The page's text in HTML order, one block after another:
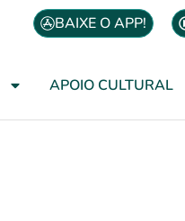
BAIXE O APP!
APOIO CULTURAL